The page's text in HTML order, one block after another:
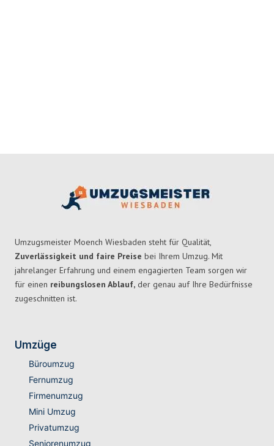
Umzugsmeister Moench Wiesbaden steht für Qualität,
Zuverlässigkeit und faire Preise bei Ihrem Umzug. Mit
jahrelanger Erfahrung und einem engagierten Team sorgen wir
für einen reibungslosen Ablauf, der genau auf Ihre Bedürfnisse
zugeschnitten ist.
Umzüge
Büroumzug
Fernumzug
Firmenumzug
Mini Umzug
Privatumzug
Seniorenumzug